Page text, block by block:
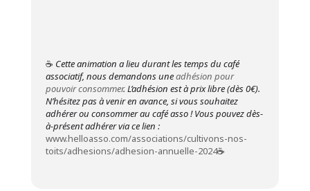
☕ Cette animation a lieu durant les temps du café
associatif, nous demandons uneadhésion pour
pouvoir consommer. L’adhésion est à prix libre (dès 0€).
N’hésitez pas à venir en avance, si vous souhaitez
adhérer ou consommer au café asso ! Vous pouvez dès-
à-présent adhérer via ce lien :
www.helloasso.com/associations/cultivons-nos-
toits/adhesions/adhesion-annuelle-2024☕